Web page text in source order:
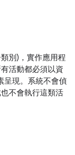
別)，實作應用程
活動都必須以資
呈現。系統不會偵
不會執行這類活